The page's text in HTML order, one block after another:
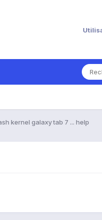
kernel galaxy tab 7 ... help